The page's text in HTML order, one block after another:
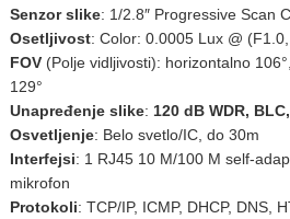
Senzor slike: 1/2.8″ Progressive Scan
Osetljivost: Color: 0.0005 Lux @
FOV (Polje vidljivosti): horizontalno
129°
Unapređenje slike: 120 dB WDR,
Osvetljenje: Belo svetlo/IC, do 30m
Interfejsi: 1 RJ45 10 M/100 M self-
mikrofon
Protokoli: TCP/IP, ICMP, DHCP, DNS,